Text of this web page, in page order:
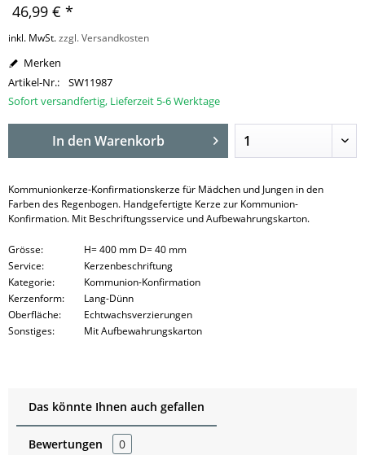
46,99 € *
inkl. MwSt.zzgl. Versandkosten
Merken
Artikel-Nr.:
SW11987
Sofort versandfertig, Lieferzeit 5-6 Werktage
In den Warenkorb
Kommunionkerze-Konfirmationskerze für Mädchen und Jungen in den
Farben des Regenbogen. Handgefertigte Kerze zur Kommunion-
Konfirmation. Mit Beschriftungsservice und Aufbewahrungskarton.
Grösse:
H= 400 mm D= 40 mm
Service:
Kerzenbeschriftung
Kategorie:
Kommunion-Konfirmation
Kerzenform:
Lang-Dünn
Oberfläche:
Echtwachsverzierungen
Sonstiges:
Mit Aufbewahrungskarton
Das könnte Ihnen auch gefallen
Bewertungen 0